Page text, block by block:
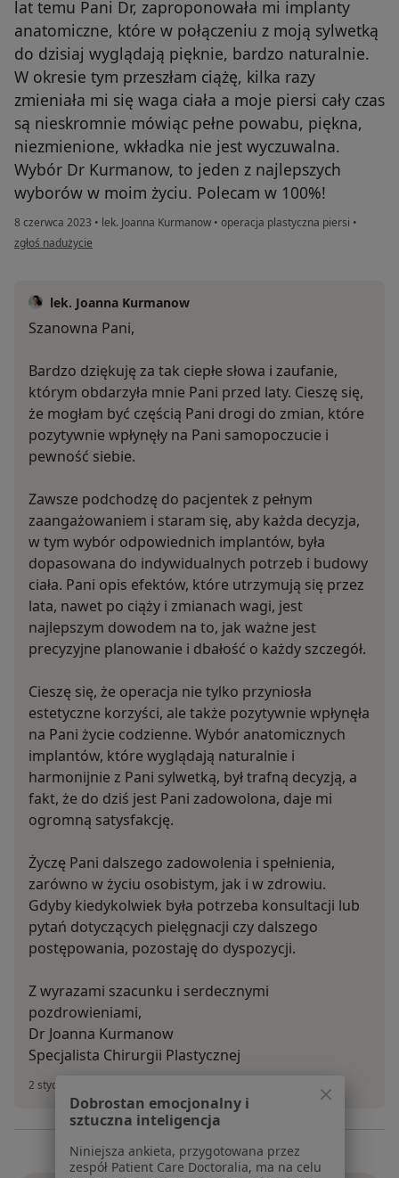
lat temu Pani Dr, zaproponowała mi implanty
anatomiczne, które w połączeniu z moją sylwetką
do dzisiaj wyglądają pięknie, bardzo naturalnie.
W okresie tym przeszłam ciążę, kilka razy
zmieniała mi się waga ciała a moje piersi cały czas
są nieskromnie mówiąc pełne powabu, piękna,
niezmienione, wkładka nie jest wyczuwalna.
Wybór Dr Kurmanow, to jeden z najlepszych
wyborów w moim życiu. Polecam w 100%!
8 czerwca 2023 • lek. Joanna Kurmanow • operacja plastyczna piersi •
w opinii użytkownika Izabella
zgłoś nadużycie
lek. Joanna Kurmanow
Szanowna Pani,
Bardzo dziękuję za tak ciepłe słowa i zaufanie,
którym obdarzyła mnie Pani przed laty. Cieszę się,
że mogłam być częścią Pani drogi do zmian, które
pozytywnie wpłynęły na Pani samopoczucie i
pewność siebie.
Zawsze podchodzę do pacjentek z pełnym
zaangażowaniem i staram się, aby każda decyzja,
w tym wybór odpowiednich implantów, była
dopasowana do indywidualnych potrzeb i budowy
ciała. Pani opis efektów, które utrzymują się przez
lata, nawet po ciąży i zmianach wagi, jest
najlepszym dowodem na to, jak ważne jest
precyzyjne planowanie i dbałość o każdy szczegół.
Cieszę się, że operacja nie tylko przyniosła
estetyczne korzyści, ale także pozytywnie wpłynęła
na Pani życie codzienne. Wybór anatomicznych
implantów, które wyglądają naturalnie i
harmonijnie z Pani sylwetką, był trafną decyzją, a
fakt, że do dziś jest Pani zadowolona, daje mi
ogromną satysfakcję.
Życzę Pani dalszego zadowolenia i spełnienia,
zarówno w życiu osobistym, jak i w zdrowiu.
Gdyby kiedykolwiek była potrzeba konsultacji lub
pytań dotyczących pielęgnacji czy dalszego
postępowania, pozostaję do dyspozycji.
Z wyrazami szacunku i serdecznymi
pozdrowieniami,
Dr Joanna Kurmanow
Specjalista Chirurgii Plastycznej
2 stycznia 2025
Dobrostan emocjonalny i
sztuczna inteligencja
Niniejsza ankieta, przygotowana przez
zespół Patient Care Doctoralia, ma na celu